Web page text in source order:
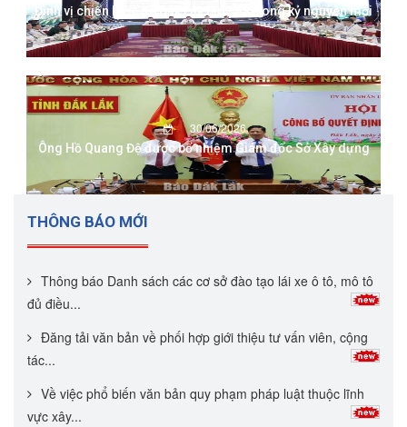
Định vị chiến lược để Đắk Lắk bứt phá trong kỷ nguyên mới
30/06/2026
Ông Hồ Quang Đệ được bổ nhiệm Giám đốc Sở Xây dựng
THÔNG BÁO MỚI
Thông báo Danh sách các cơ sở đào tạo lái xe ô tô, mô tô
đủ điều...
Đăng tải văn bản về phối hợp giới thiệu tư vấn viên, cộng
tác...
Về việc phổ biến văn bản quy phạm pháp luật thuộc lĩnh
vực xây...